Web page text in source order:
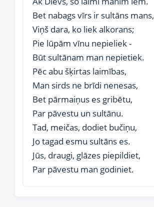
Bet nabags vīrs ir sultāns mans,
Viņš dara, ko liek alkorans;
Pie lūpām vīnu nepieliek -
Būt sultānam man nepietiek.
Pēc abu šķirtas laimības,
Man sirds ne brīdi nenesas,
Bet pārmaiņus es gribētu,
Par pāvestu un sultānu.
Tad, meičas, dodiet bučiņu,
Jo tagad esmu sultāns es.
Jūs, draugi, glāzes piepildiet,
Par pāvestu man godiniet.